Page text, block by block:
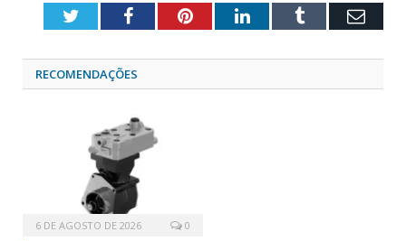
TwitterFacebookPinterestLinkedInTumblr
RECOMENDAÇÕES
6 DE AGOSTO DE 2026 0